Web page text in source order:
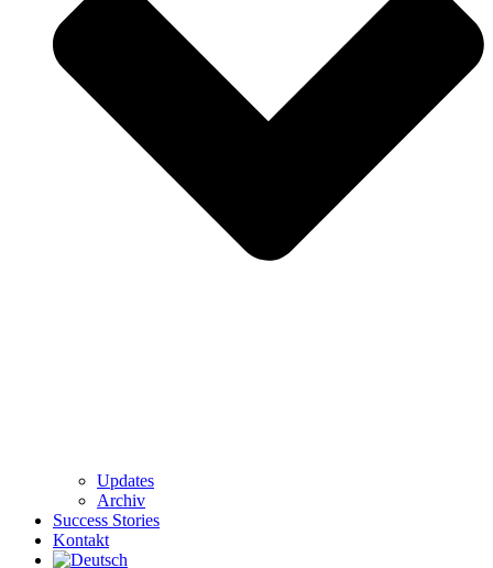
Updates
Archiv
Success Stories
Kontakt